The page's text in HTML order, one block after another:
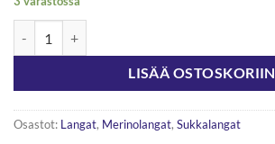
LISÄÄ OSTOSKORIIN
Osastot: Langat, Merinolangat, Sukkalangat